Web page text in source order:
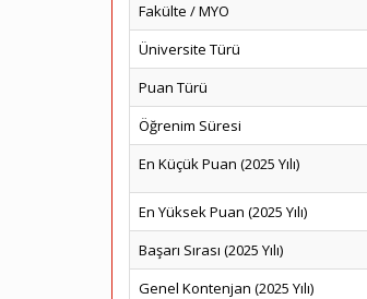
Fakülte / MYO
Üniversite Türü
Puan Türü
Öğrenim Süresi
En Küçük Puan (2025 Yılı)
En Yüksek Puan (2025 Yılı)
Başarı Sırası (2025 Yılı)
Genel Kontenjan (2025 Yılı)